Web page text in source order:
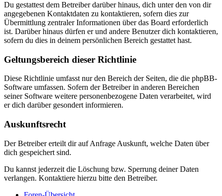
Du gestattest dem Betreiber darüber hinaus, dich unter den von dir
angegebenen Kontaktdaten zu kontaktieren, sofern dies zur
Übermittlung zentraler Informationen über das Board erforderlich
ist. Darüber hinaus dürfen er und andere Benutzer dich kontaktieren,
sofern du dies in deinem persönlichen Bereich gestattet hast.
Geltungsbereich dieser Richtlinie
Diese Richtlinie umfasst nur den Bereich der Seiten, die die phpBB-
Software umfassen. Sofern der Betreiber in anderen Bereichen
seiner Software weitere personenbezogene Daten verarbeitet, wird
er dich darüber gesondert informieren.
Auskunftsrecht
Der Betreiber erteilt dir auf Anfrage Auskunft, welche Daten über
dich gespeichert sind.
Du kannst jederzeit die Löschung bzw. Sperrung deiner Daten
verlangen. Kontaktiere hierzu bitte den Betreiber.